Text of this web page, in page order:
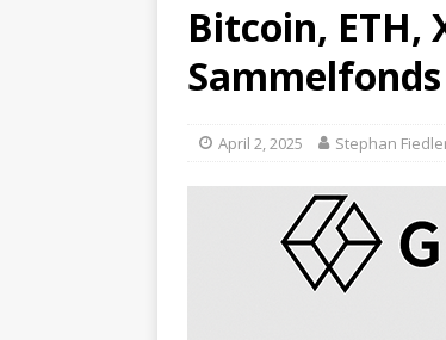
Bitcoin, ETH,
April 2, 2025 Stephan